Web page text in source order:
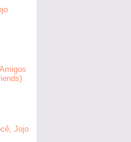
Jojo